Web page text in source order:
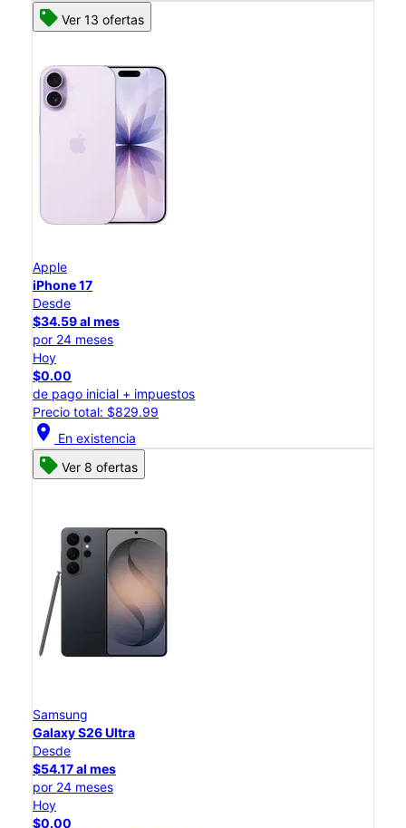
Ver 13 ofertas
Apple
iPhone 17
Desde
$34.59 al mes
por 24 meses
Hoy
$0.00
de pago inicial + impuestos
Precio total: $829.99
location_on En existencia
Ver 8 ofertas
Samsung
Galaxy S26 Ultra
Desde
$54.17 al mes
por 24 meses
Hoy
$0.00